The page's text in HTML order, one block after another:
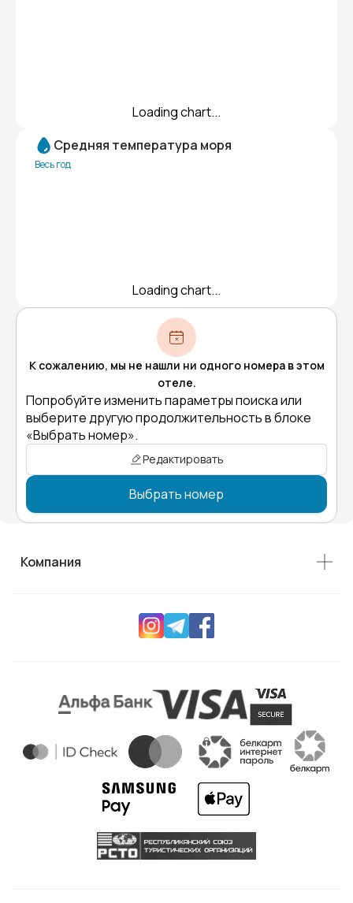
Loading chart...
Средняя температура моря
Весь год
Loading chart...
К сожалению, мы не нашли ни одного номера в этом
отеле.
Попробуйте изменить параметры поиска или
выберите другую продолжительность в блоке
«Выбрать номер».
Редактировать
Выбрать номер
Компания